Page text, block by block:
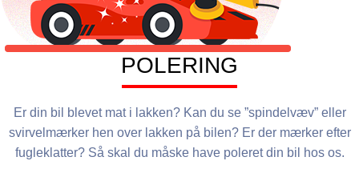
POLERING
Er din bil blevet mat i lakken? Kan du se ”spindelvæv” eller
svirvelmærker hen over lakken på bilen? Er der mærker efter
fugleklatter? Så skal du måske have poleret din bil hos os.